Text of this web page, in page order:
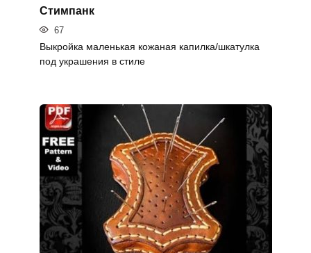
Стимпанк
67
Выкройка маленькая кожаная капилка/шкатулка
под украшения в стиле